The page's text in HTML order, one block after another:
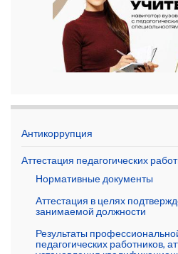
Антикоррупция
Аттестация педагогических
Нормативные документы
Аттестация в целях
занимаемой должности
Результаты
педагогических работников,